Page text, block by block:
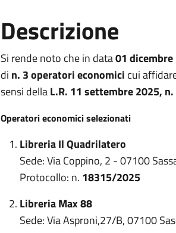
Descrizione
Si rende noto che in data01 dicembre
di n. 3 operatori economici cui
sensi dellaL.R. 11 settembre 2025,
Operatori economici selezionati
LibreriaIl Quadrilatero
Sede: Via Coppino, 2 - 07100
Protocollo: n. 18315/2025
LibreriaMax 88
Sede: Via Asproni,27/B, 07100